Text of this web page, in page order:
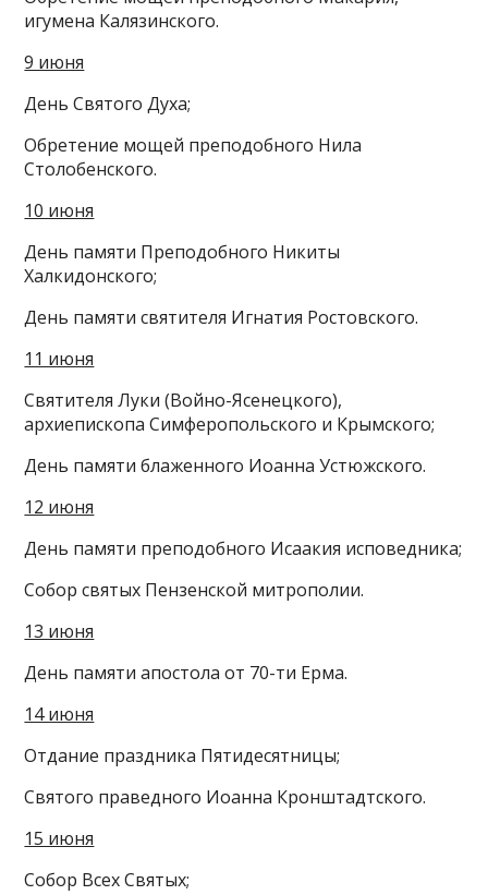
игумена Калязинского.
9 июня
День Святого Духа;
Обретение мощей преподобного Нила
Столобенского.
10 июня
День памяти Преподобного Никиты
Халкидонского;
День памяти святителя Игнатия Ростовского.
11 июня
Святителя Луки (Войно-Ясенецкого),
архиепископа Симферопольского и Крымского;
День памяти блаженного Иоанна Устюжского.
12 июня
День памяти преподобного Исаакия исповедника;
Собор святых Пензенской митрополии.
13 июня
День памяти апостола от 70-ти Ерма.
14 июня
Отдание праздника Пятидесятницы;
Святого праведного Иоанна Кронштадтского.
15 июня
Собор Всех Святых;